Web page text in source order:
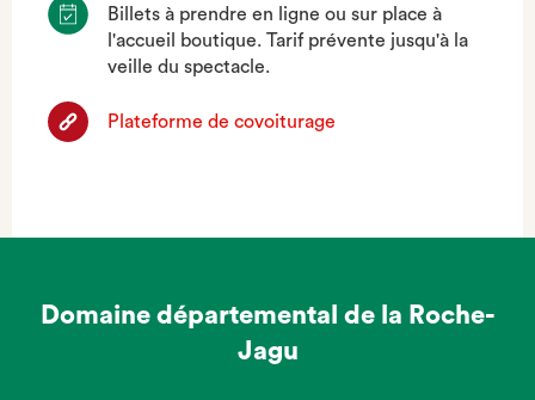
Billets à prendre en ligne ou sur place à
l'accueil boutique. Tarif prévente jusqu'à la
veille du spectacle.
Plateforme de covoiturage
Domaine départemental de la Roche-
Jagu